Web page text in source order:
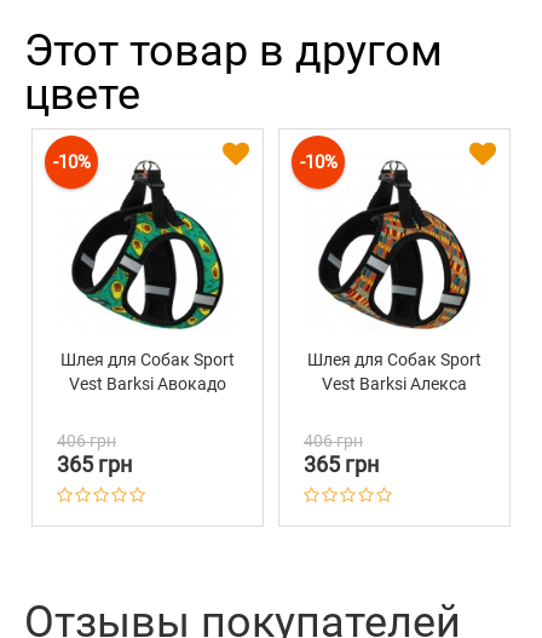
Этот товар в другом
цвете
-10%
Шлея для Собак Sport
Vest Barksi Авокадо
406 грн
365 грн
-10%
Шлея для Собак Sport
Vest Barksi Алекса
406 грн
365 грн
Отзывы покупателей